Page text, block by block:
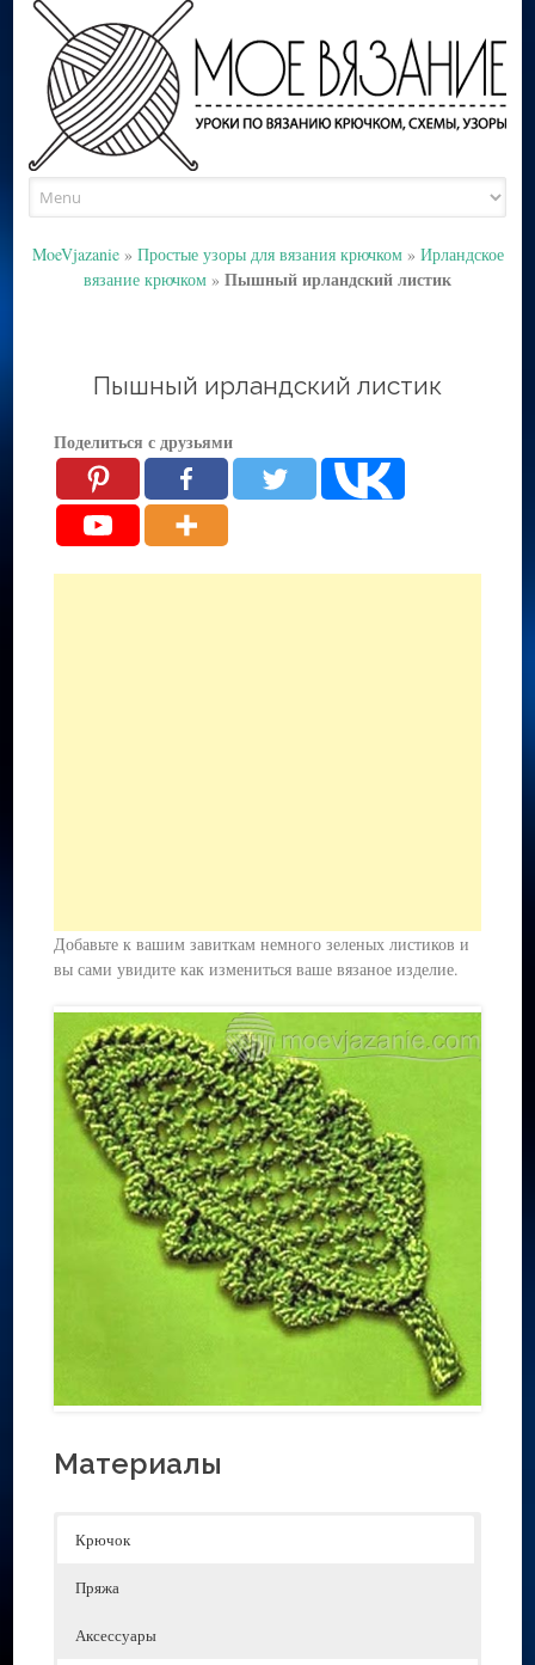
to
MoeVjazanie» Простые узоры для вязания крючком» Ирландское
вязание крючком » Пышный ирландский листик
Пышный ирландский листик
Поделиться с друзьями
Добавьте к вашим завиткам немного зеленых листиков и
вы сами увидите как измениться ваше вязаное изделие.
Материалы
Крючок
Пряжа
Аксессуары